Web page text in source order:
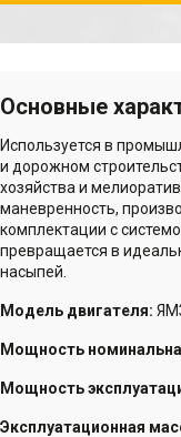
Основные
Используется в
и дорожном
хозяйства и
маневренность,
комплектации с
превращается в
насыпей.
Модель двигателя:
Мощность
Мощность
Эксплуатационная